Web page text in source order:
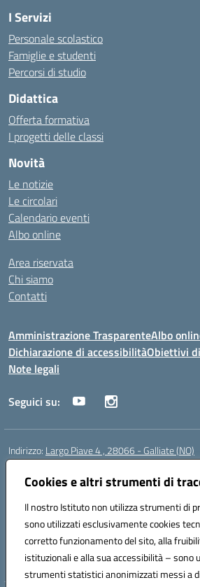
Cookies e altri strumenti di
Il nostro Istituto non utilizza strumenti di
sono utilizzati esclusivamente cookies
corretto funzionamento del sito, alla
istituzionali e alla sua accessibilità – sono
strumenti statistici anonimizzati messi a
I Servizi
Personale scolastico
Famiglie e studenti
Percorsi di studio
Didattica
Offerta formativa
I progetti delle classi
Novità
Le notizie
Le circolari
Calendario eventi
Albo online
Area riservata
Chi siamo
Contatti
Amministrazione TrasparenteAlbo
Dichiarazione di accessibilitàObiettivi
Note legali
Seguici su:
Indirizzo: Largo Piave 4 , 28066 - Galliate (NO)
Centralino:
Posta elettronica certificata (PEC):
Codice fiscale: 80012920031
Codice meccanografico:NOIC818005
Codice Indice delle Pubbliche Amministrazioni
Codice unico di fatturazione (CUF): UF6KHS